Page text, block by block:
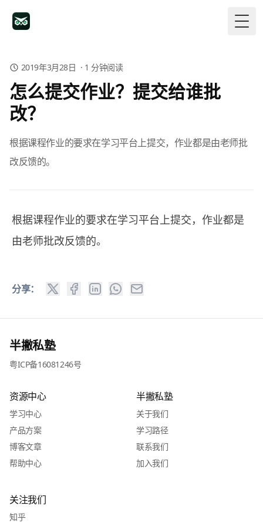
2019年3月28日 · 1 分钟阅读
怎么提交作业？提交给谁批
改？
根据课程作业的要求在学习平台上提交，作业都是由老师批
改反馈的。
根据课程作业的要求在学习平台上提交，作业都是
由老师批改反馈的。
分享：
半撇私塾
粤ICP备16081246号
资源中心
学习中心
产品方案
博客文章
帮助中心
半撇私塾
关于我们
学习路径
联系我们
加入我们
关注我们
知乎